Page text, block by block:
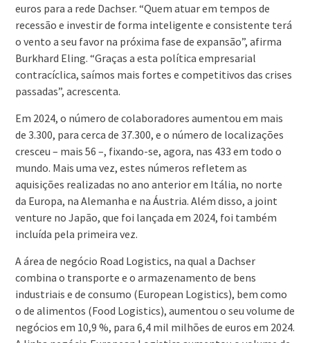
euros para a rede Dachser. “Quem atuar em tempos de
recessão e investir de forma inteligente e consistente terá
o vento a seu favor na próxima fase de expansão”, afirma
Burkhard Eling. “Graças a esta política empresarial
contracíclica, saímos mais fortes e competitivos das crises
passadas”, acrescenta.
Em 2024, o número de colaboradores aumentou em mais
de 3.300, para cerca de 37.300, e o número de localizações
cresceu – mais 56 –, fixando-se, agora, nas 433 em todo o
mundo. Mais uma vez, estes números refletem as
aquisições realizadas no ano anterior em Itália, no norte
da Europa, na Alemanha e na Áustria. Além disso, a joint
venture no Japão, que foi lançada em 2024, foi também
incluída pela primeira vez.
A área de negócio Road Logistics, na qual a Dachser
combina o transporte e o armazenamento de bens
industriais e de consumo (European Logistics), bem como
o de alimentos (Food Logistics), aumentou o seu volume de
negócios em 10,9 %, para 6,4 mil milhões de euros em 2024.